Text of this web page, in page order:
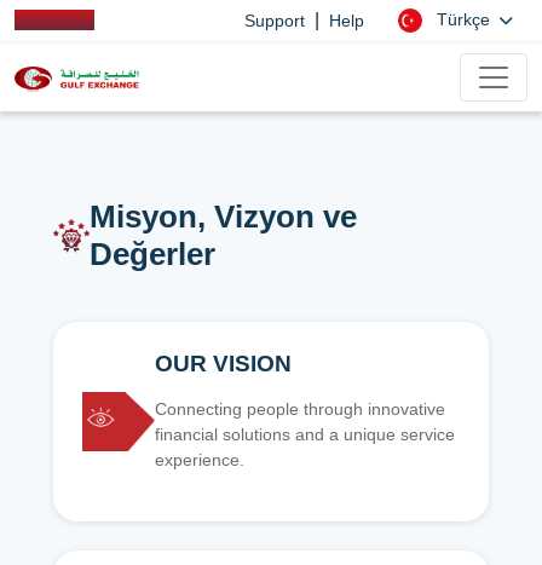
Support Help Türkçe
Misyon, Vizyon ve
Değerler
OUR VISION
Connecting people through innovative
financial solutions and a unique service
experience.